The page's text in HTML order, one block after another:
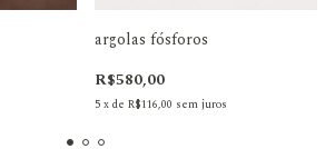
argolas fósforos
R$580,00
5xde R$116,00 sem juros